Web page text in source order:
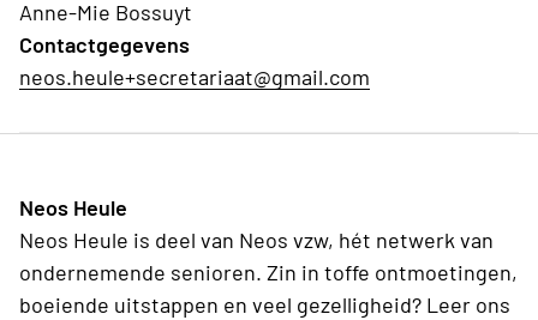
Anne-Mie Bossuyt
Contactgegevens
neos.heule+secretariaat@gmail.com
Neos Heule
Neos Heule is deel van Neos vzw, hét netwerk van
ondernemende senioren. Zin in toffe ontmoetingen,
boeiende uitstappen en veel gezelligheid? Leer ons